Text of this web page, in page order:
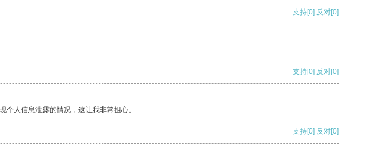
支持[0] 反对[0]
支持[0] 反对[0]
人信息泄露的情况，这让我非常担心。
支持[0] 反对[0]